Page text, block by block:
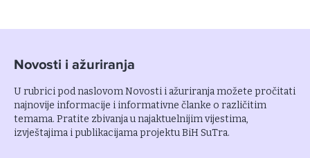
Novosti i ažuriranja
U rubrici pod naslovom Novosti i ažuriranja možete pročitati
najnovije informacije i informativne članke o različitim
temama. Pratite zbivanja u najaktuelnijim vijestima,
izvještajima i publikacijama projektu BiH SuTra.